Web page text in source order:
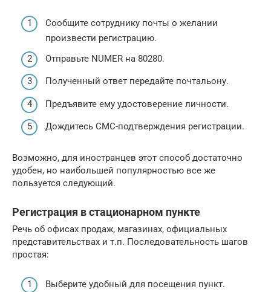
Сообщите сотруднику почты о желании
произвести регистрацию.
Отправьте NUMER на 80280.
Полученный ответ передайте почтальону.
Предъявите ему удостоверение личности.
Дождитесь СМС-подтверждения регистрации.
Возможно, для иностранцев этот способ достаточно
удобен, но наибольшей популярностью все же
пользуется следующий.
Регистрация в стационарном пункте
Речь об офисах продаж, магазинах, официальных
представительствах и т.п. Последовательность шагов
простая:
Выберите удобный для посещения пункт.